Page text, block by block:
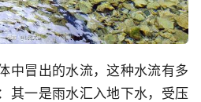
中冒出的水流，这种水流有多
其一是雨水汇入地下水，受压